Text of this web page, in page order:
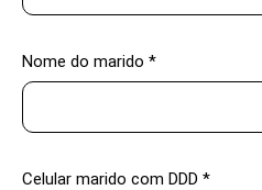
Nome do marido *
Celular marido com DDD *